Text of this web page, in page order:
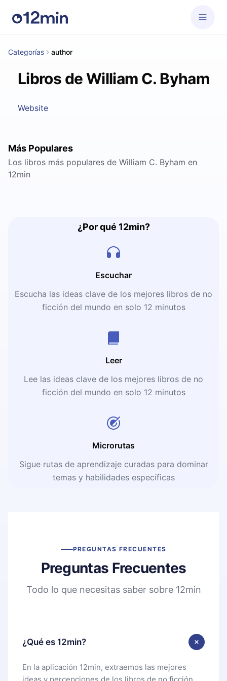
Categorías author
Libros de William C. Byham
Website
Más Populares
Los libros más populares de William C. Byham en
12min
¿Por qué 12min?
Escuchar
Escucha las ideas clave de los mejores libros de no
ficción del mundo en solo 12 minutos
Leer
Lee las ideas clave de los mejores libros de no
ficción del mundo en solo 12 minutos
Microrutas
Sigue rutas de aprendizaje curadas para dominar
temas y habilidades específicas
PREGUNTAS FRECUENTES
Preguntas Frecuentes
Todo lo que necesitas saber sobre 12min
¿Qué es 12min?
En la aplicación 12min, extraemos las mejores